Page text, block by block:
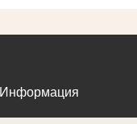
Информация